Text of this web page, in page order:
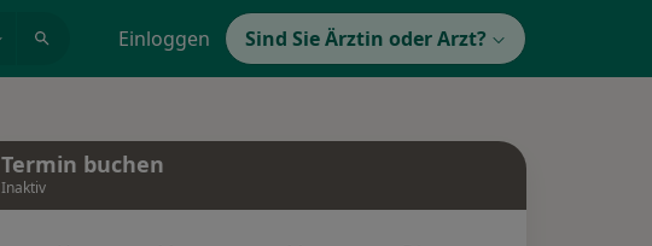
Einloggen Sind Sie Ärztin oder Arzt?
Termin buchen
Inaktiv